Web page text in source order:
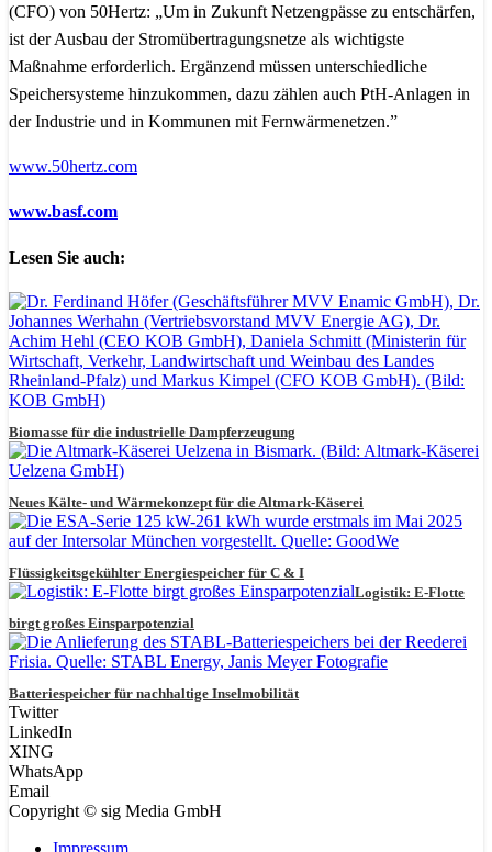
(CFO) von 50Hertz: „Um in Zukunft Netzengpässe zu entschärfen,
ist der Ausbau der Stromübertragungsnetze als wichtigste
Maßnahme erforderlich. Ergänzend müssen unterschiedliche
Speichersysteme hinzukommen, dazu zählen auch PtH-Anlagen in
der Industrie und in Kommunen mit Fernwärmenetzen.”
www.50hertz.com
www.basf.com
Lesen Sie auch:
Biomasse für die industrielle Dampferzeugung
Neues Kälte- und Wärmekonzept für die Altmark-Käserei
Flüssigkeitsgekühlter Energiespeicher für C & I
Logistik: E-Flotte
birgt großes Einsparpotenzial
Batteriespeicher für nachhaltige Inselmobilität
Twitter
LinkedIn
XING
WhatsApp
Email
Copyright © sig Media GmbH
Impressum